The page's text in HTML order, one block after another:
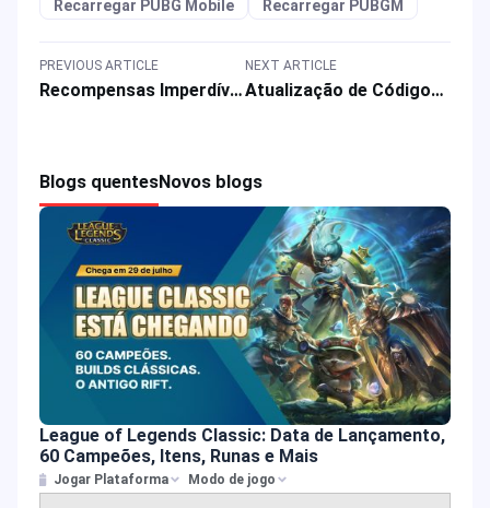
Recarregar PUBG Mobile
Recarregar PUBGM
PREVIOUS ARTICLE
Recompensas Imperdíveis de Recarga em um Evento do Jogo Saint Seiya: Lendas da Justiça
NEXT ARTICLE
Atualização de Códigos de Resgate do Mobile Legends: Diamantes, Skins e Descontos Grátis para MLBB em 2025
Blogs quentesNovos blogs
League of Legends Classic: Data de Lançamento,
60 Campeões, Itens, Runas e Mais
Jogar Plataforma Modo de jogo